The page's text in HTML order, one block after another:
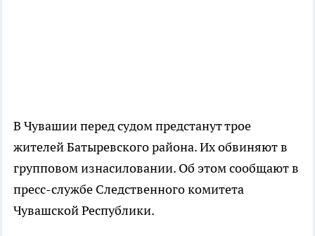
В Чувашии перед судом предстанут трое
жителей Батыревского района. Их обвиняют в
групповом изнасиловании. Об этом сообщают в
пресс-службе Следственного комитета
Чувашской Республики.